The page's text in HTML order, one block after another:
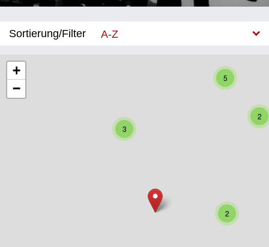
Sortierung/Filter
A-Z
Kärnten
Oberösterreich
2
5
2
3
+
−